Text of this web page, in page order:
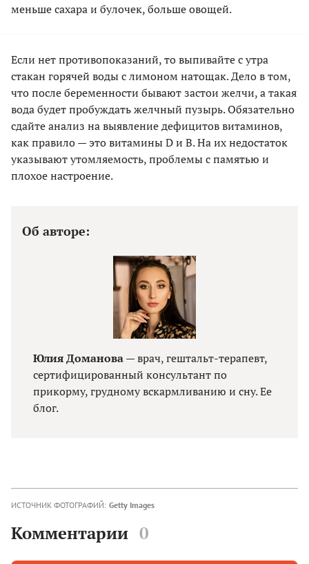
меньше сахара и булочек, больше овощей.
Если нет противопоказаний, то выпивайте с утра
стакан горячей воды с лимоном натощак. Дело в том,
что после беременности бывают застои желчи, а такая
вода будет пробуждать желчный пузырь. Обязательно
сдайте анализ на выявление дефицитов витаминов,
как правило — это витамины D и B. На их недостаток
указывают утомляемость, проблемы с памятью и
плохое настроение.
Об авторе:
Юлия Доманова— врач, гештальт-терапевт,
сертифицированный консультант по
прикорму, грудному вскармливанию и сну. Ее
блог.
ИСТОЧНИК ФОТОГРАФИЙ: Getty Images
Комментарии 0